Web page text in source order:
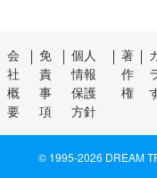
会
社
概
要
免
責
事
項
個人
情報
保護
方針
著
作
権
© 1995-2026 DREAM